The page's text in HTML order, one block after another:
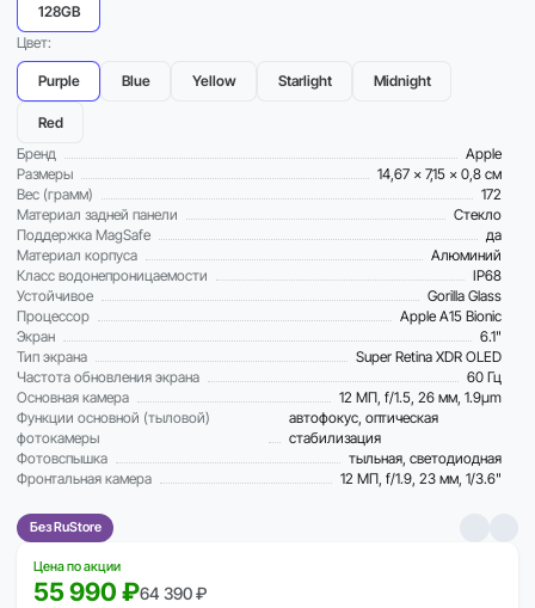
128GB
Цвет:
Purple Blue Yellow Starlight Midnight
Red
Бренд
Apple
Размеры
14,67 x 7,15 x 0,8 см
Вес (грамм)
172
Материал задней панели
Стекло
Поддержка MagSafe
да
Материал корпуса
Алюминий
Класс водонепроницаемости
IP68
Устойчивое
Gorilla Glass
Процессор
Apple A15 Bionic
Экран
6.1"
Тип экрана
Super Retina XDR OLED
Частота обновления экрана
60 Гц
Основная камера
12 МП, f/1.5, 26 мм, 1.9µm
Функции основной (тыловой)
фотокамеры
автофокус, оптическая
стабилизация
Фотовспышка
тыльная, светодиодная
Фронтальная камера
12 МП, f/1.9, 23 мм, 1/3.6"
Без RuStore
Цена по акции
55 990 ₽64 390 ₽